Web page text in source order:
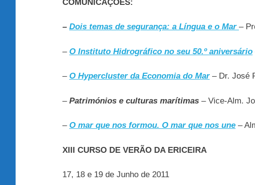
COMUNICAÇÕES:
– Dois temas de segurança: a Língua e o Mar –
– O Instituto Hidrográfico no seu 50.º aniversário
– O Hypercluster da Economia do Mar– Dr. José
– Patrimónios e culturas marítimas – Vice-Alm.
– O mar que nos formou. O mar que nos une –
XIII CURSO DE VERÃO DA ERICEIRA
17, 18 e 19 de Junho de 2011